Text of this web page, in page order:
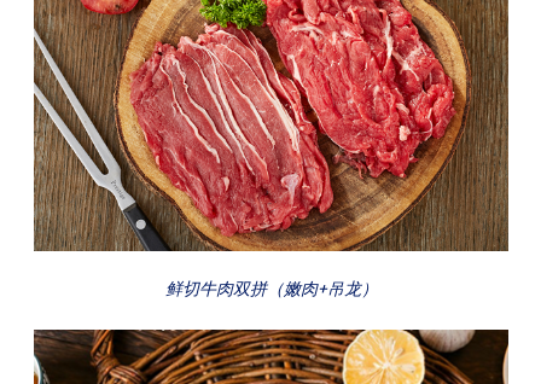
鲜切牛肉双拼（嫩肉+吊龙）